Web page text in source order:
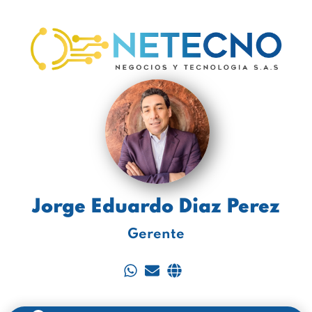
Jorge Eduardo Diaz Perez
Gerente